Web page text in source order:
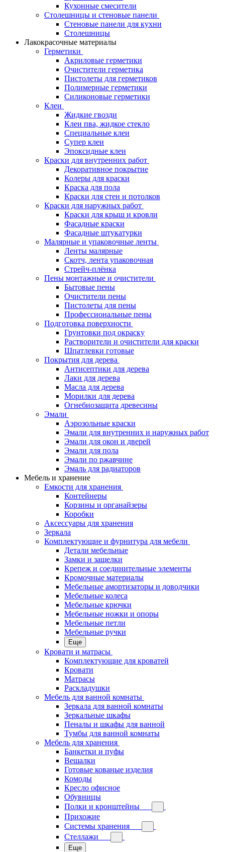
Кухонные смесители
Столешницы и стеновые панели
Стеновые панели для кухни
Столешницы
Лакокрасочные материалы
Герметики
Акриловые герметики
Очистители герметика
Пистолеты для герметиков
Полимерные герметики
Силиконовые герметики
Клеи
Жидкие гвозди
Клеи пва, жидкое стекло
Специальные клеи
Супер клеи
Эпоксидные клеи
Краски для внутренних работ
Декоративное покрытие
Колеры для краски
Краска для пола
Краски для стен и потолков
Краски для наружных работ
Краски для крыш и кровли
Фасадные краски
Фасадные штукатурки
Малярные и упаковочные ленты
Ленты малярные
Скотч, лента упаковочная
Стрейч-плёнка
Пены монтажные и очистители
Бытовые пены
Очистители пены
Пистолеты для пены
Профессиональные пены
Подготовка поверхности
Грунтовки под окраску
Растворители и очистители для краски
Шпатлевки готовые
Покрытия для дерева
Антисептики для дерева
Лаки для дерева
Масла для дерева
Морилки для дерева
Огнебиозащита древесины
Эмали
Аэрозольные краски
Эмали для внутренних и наружных работ
Эмали для окон и дверей
Эмали для пола
Эмали по ржавчине
Эмаль для радиаторов
Мебель и хранение
Емкости для хранения
Контейнеры
Корзины и органайзеры
Коробки
Аксессуары для хранения
Зеркала
Комплектующие и фурнитура для мебели
Детали мебельные
Замки и защелки
Крепеж и соединительные элементы
Кромочные материалы
Мебельные амортизаторы и доводчики
Мебельные колеса
Мебельные крючки
Мебельные ножки и опоры
Мебельные петли
Мебельные ручки
Еще
Кровати и матрасы
Комплектующие для кроватей
Кровати
Матрасы
Раскладушки
Мебель для ванной комнаты
Зеркала для ванной комнаты
Зеркальные шкафы
Пеналы и шкафы для ванной
Тумбы для ванной комнаты
Мебель для хранения
Банкетки и пуфы
Вешалки
Готовые кованые изделия
Комоды
Кресло офисное
Обувницы
Полки и кронштейны
Прихожие
Системы хранения
Стеллажи
Еще